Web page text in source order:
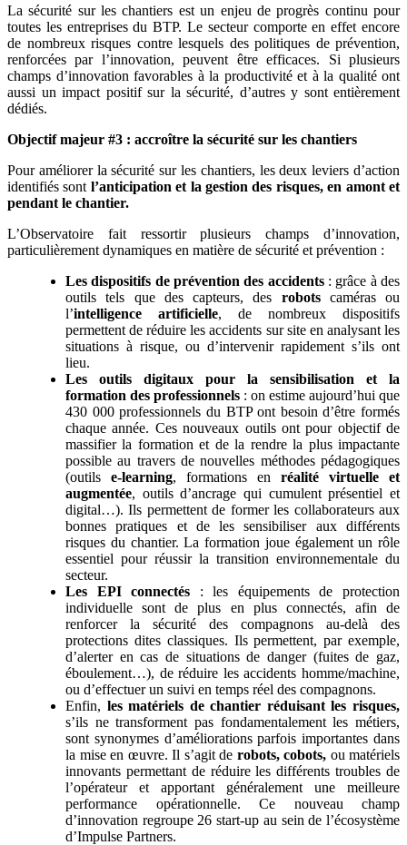
La sécurité sur les chantiers est un enjeu de progrès continu pour
toutes les entreprises du BTP. Le secteur comporte en effet encore
de nombreux risques contre lesquels des politiques de prévention,
renforcées par l’innovation, peuvent être efficaces. Si plusieurs
champs d’innovation favorables à la productivité et à la qualité ont
aussi un impact positif sur la sécurité, d’autres y sont entièrement
dédiés.
Objectif majeur #3 : accroître la sécurité sur les chantiers
Pour améliorer la sécurité sur les chantiers, les deux leviers d’action
identifiés sont l’anticipation et la gestion des risques, en amont et
pendant le chantier.
L’Observatoire fait ressortir plusieurs champs d’innovation,
particulièrement dynamiques en matière de sécurité et prévention :
Les dispositifs de prévention des accidents: grâce à des
outils tels que des capteurs, des robotscaméras ou
l’intelligence artificielle, de nombreux dispositifs
permettent de réduire les accidents sur site en analysant les
situations à risque, ou d’intervenir rapidement s’ils ont
lieu.
Les outils digitaux pour la sensibilisation et la
formation des professionnels : on estime aujourd’hui que
430 000 professionnels du BTP ont besoin d’être formés
chaque année. Ces nouveaux outils ont pour objectif de
massifier la formation et de la rendre la plus impactante
possible au travers de nouvelles méthodes pédagogiques
(outils e-learning, formations en réalité virtuelle et
augmentée, outils d’ancrage qui cumulent présentiel et
digital…). Ils permettent de former les collaborateurs aux
bonnes pratiques et de les sensibiliser aux différents
risques du chantier. La formation joue également un rôle
essentiel pour réussir la transition environnementale du
secteur.
Les EPI connectés : les équipements de protection
individuelle sont de plus en plus connectés, afin de
renforcer la sécurité des compagnons au-delà des
protections dites classiques. Ils permettent, par exemple,
d’alerter en cas de situations de danger (fuites de gaz,
éboulement…), de réduire les accidents homme/machine,
ou d’effectuer un suivi en temps réel des compagnons.
Enfin, les matériels de chantier réduisant les risques,
s’ils ne transforment pas fondamentalement les métiers,
sont synonymes d’améliorations parfois importantes dans
la mise en œuvre. Il s’agit de robots, cobots, ou matériels
innovants permettant de réduire les différents troubles de
l’opérateur et apportant généralement une meilleure
performance opérationnelle. Ce nouveau champ
d’innovation regroupe 26 start-up au sein de l’écosystème
d’Impulse Partners.